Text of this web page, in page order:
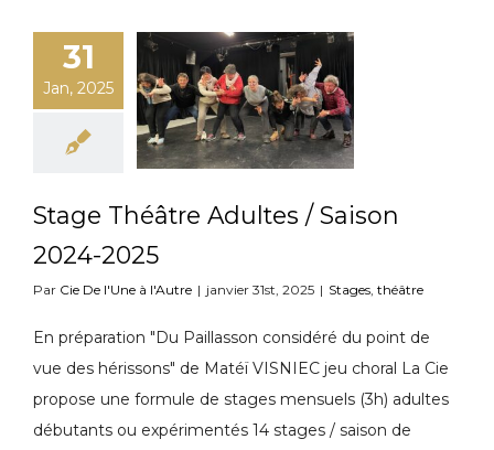
31
Jan, 2025
Stage Théâtre Adultes / Saison
2024-2025
Par Cie De l'Une à l'Autre | janvier 31st, 2025 | Stages, théâtre
En préparation "Du Paillasson considéré du point de
vue des hérissons" de Matéï VISNIEC jeu choral La Cie
propose une formule de stages mensuels (3h) adultes
débutants ou expérimentés 14 stages / saison de